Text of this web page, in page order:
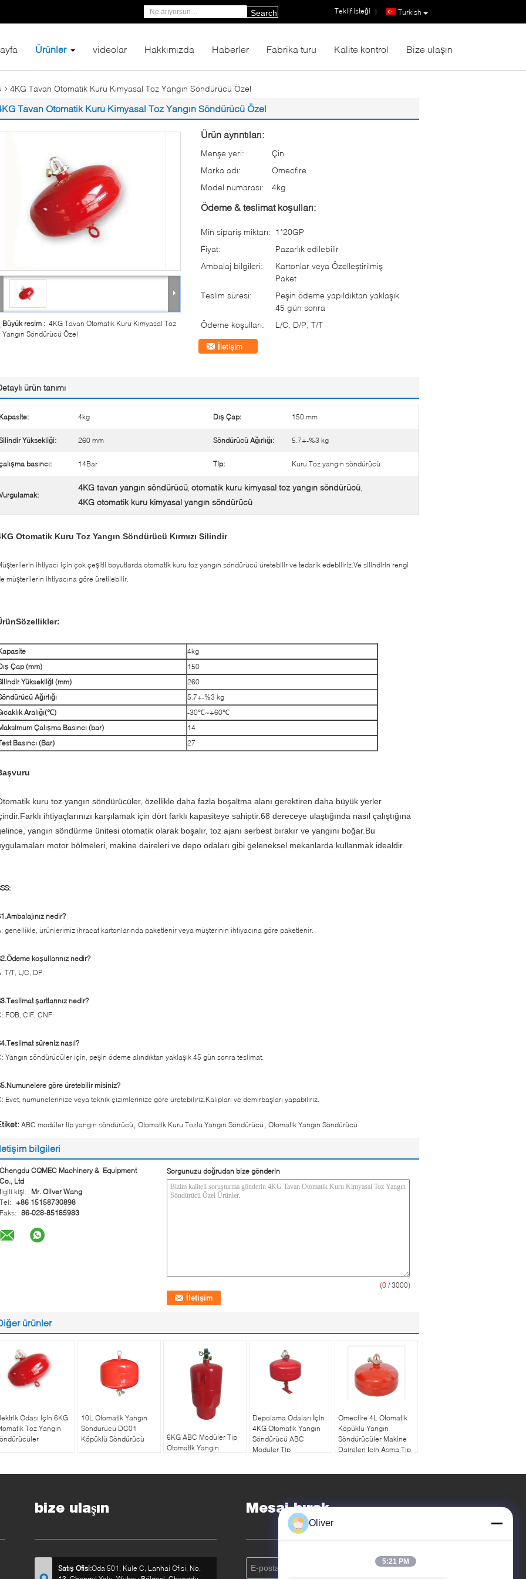
Turkish
Teklif isteği |
Search
Ürünler videolar Hakkımızda Haberler Fabrika turu Kalite kontrol Bize ulaşın
4KG Tavan Otomatik Kuru Kimyasal Toz Yangın Söndürücü Özel
Tavan Otomatik Kuru Kimyasal Toz Yangın Söndürücü Özel
Büyük resim : 4KG Tavan Otomatik Kuru Kimyasal Toz
Yangın Söndürücü Özel
Ürün ayrıntıları:
Menşe yeri:
Çin
Marka adı:
Omecfire
Model numarası:
4kg
Ödeme & teslimat koşulları:
Min sipariş miktarı: 1*20GP
Fiyat:
Pazarlık edilebilir
Ambalaj bilgileri:
Kartonlar veya Özelleştirilmiş
Paket
Teslim süresi:
Peşin ödeme yapıldıktan yaklaşık
45 gün sonra
Ödeme koşulları:
L/C, D/P, T/T
İletişim
ürün tanımı
4kg Dış Çap: 150 mm
Yüksekliği: 260 mm Söndürücü Ağırlığı: 5.7+-%3 kg
basıncı: 14Bar Tip: Kuru Toz yangın söndürücü
4KG tavan yangın söndürücü, otomatik kuru kimyasal toz yangın söndürücü,
4KG otomatik kuru kimyasal yangın söndürücü
KG Otomatik Kuru Toz Yangın Söndürücü Kırmızı Silindir
ihtiyacı için çok çeşitli boyutlarda otomatik kuru toz yangın söndürücü üretebilir ve tedarik edebiliriz.Ve silindirin rengi
müşterilerin ihtiyacına göre üretilebilir.
Sözellikler:
4kg
Çap (mm)
150
Yüksekliği (mm)
260
Ağırlığı
5.7+-%3 kg
Aralığı(℃)
-30℃~+60℃
Çalışma Basıncı (bar)
14
Basıncı (Bar)
27
kuru toz yangın söndürücüler, özellikle daha fazla boşaltma alanı gerektiren daha büyük yerler
ihtiyaçlarınızı karşılamak için dört farklı kapasiteye sahiptir.68 dereceye ulaştığında nasıl çalıştığına
yangın söndürme ünitesi otomatik olarak boşalır, toz ajanı serbest bırakır ve yangını boğar.Bu
motor bölmeleri, makine daireleri ve depo odaları gibi geleneksel mekanlarda kullanmak idealdir.
nedir?
genellikle, ürünlerimiz ihracat kartonlarında paketlenir veya müşterinin ihtiyacına göre paketlenir.
koşullarınız nedir?
T/T, L/C, DP.
şartlarınız nedir?
FOB, CIF, CNF
süreniz nasıl?
Yangın söndürücüler için, peşin ödeme alındıktan yaklaşık 45 gün sonra teslimat.
göre üretebilir misiniz?
Evet, numunelerinize veya teknik çizimlerinize göre üretebiliriz.Kalıpları ve demirbaşları yapabiliriz.
ABC modüler tip yangın söndürücü Otomatik Kuru Tozlu Yangın Söndürücü Otomatik Yangın Söndürücü
bilgileri
Chengdu CQMEC Machinery & Equipment
Co., Ltd
İlgili kişi:
Mr. Oliver Wang
Tel:
+86 15158730898
Faks: 86-028-85185983
Sorgunuzu doğrudan bize gönderin
(0 / 3000)
ürünler
Odası için 6KG
Toz Yangın
10L Otomatik Yangın
Söndürücü DC01
Köpüklü Söndürücü
6KG ABC Modüler Tip
Otomatik Yangın
Depolama Odaları İçin
4KG Otomatik Yangın
Söndürücü ABC
Modüler Tip
Omecfire 4L Otomatik
Köpüklü Yangın
Söndürücüler Makine
Daireleri İçin Asma Tip
bize ulaşın
Satış Ofisi:Oda 501, Kule C, Lanhai Ofisi, No.
Mesaj bırak
Oliver
5:21 PM